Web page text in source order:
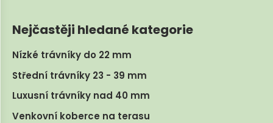
Nejčastěji hledané kategorie
Nízké trávníky do 22 mm
Střední trávníky 23 - 39 mm
Luxusní trávníky nad 40 mm
Venkovní koberce na terasu